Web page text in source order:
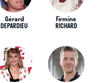
Gérard
DEPARDIEU
Firmine
RICHARD